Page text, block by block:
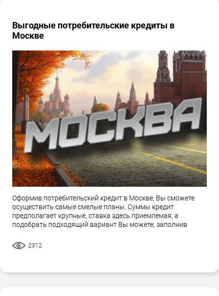
Выгодные потребительские кредиты в
Москве
Оформив потребительский кредит в Москве, Вы сможете
осуществить самые смелые планы. Суммы кредит
предполагает крупные, ставка здесь приемлемая, а
подобрать подходящий вариант Вы можете, заполнив
2312